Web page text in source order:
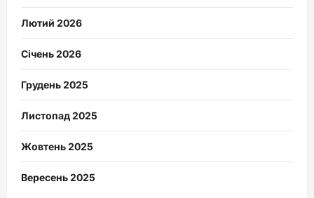
Лютий 2026
Січень 2026
Грудень 2025
Листопад 2025
Жовтень 2025
Вересень 2025